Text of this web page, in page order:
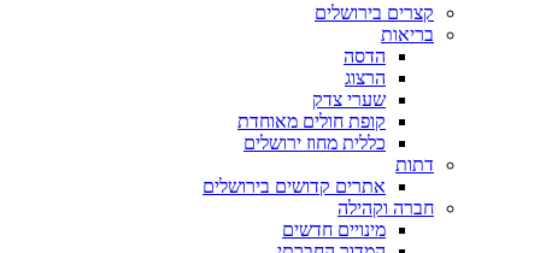
קצרים בירושלים
בריאות
הדסה
הרצוג
שערי צדק
קופת חולים מאוחדת
כללית מחוז ירושלים
דתות
אתרים קדושים בירושלים
חברה וקהילה
מינויים חדשים